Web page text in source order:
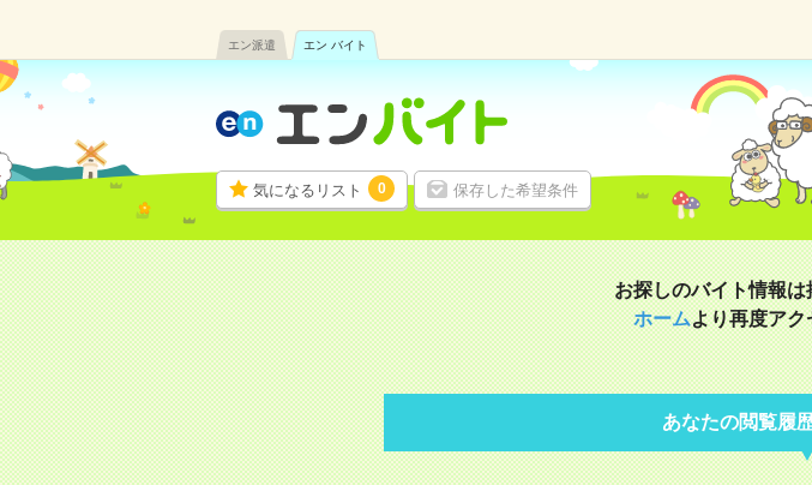
エン派遣 エン バイト
気になるリスト 0 保存した希望条件
お探しのバイト情報
ホームより再度アク
あなたの閲覧履